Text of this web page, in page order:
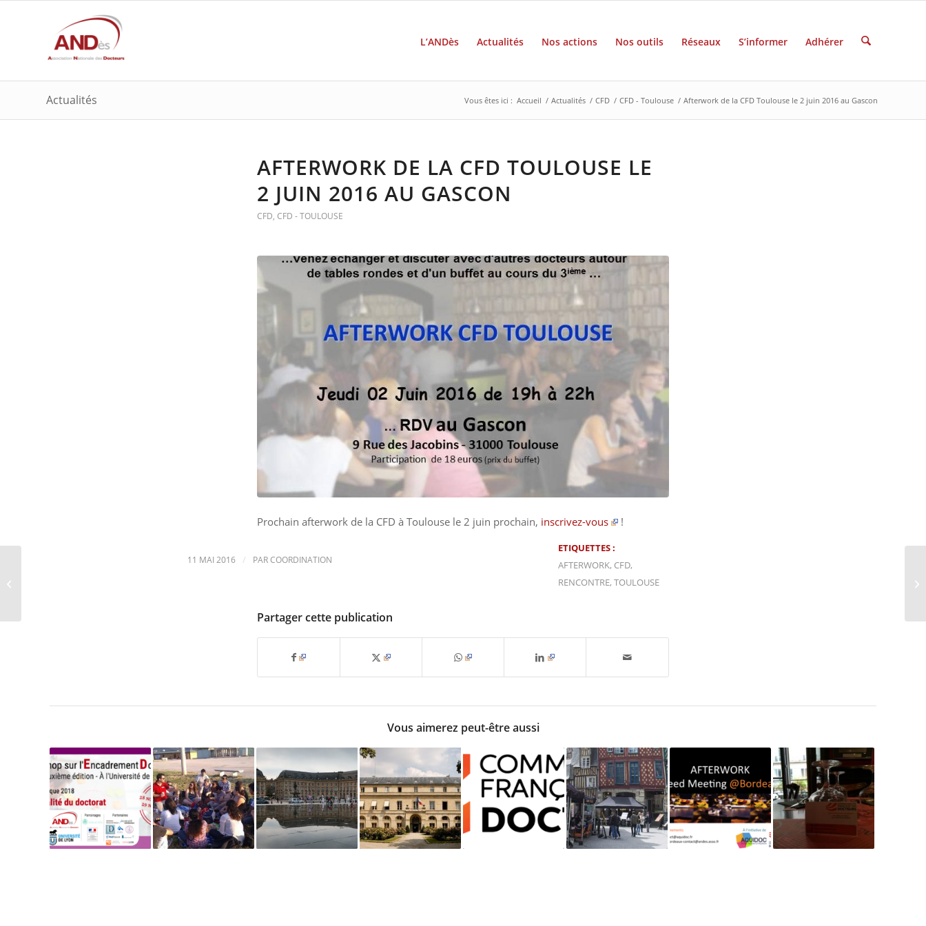
L’ANDès Actualités Nos actions Nos outils Réseaux S’informer Adhérer
Actualités Vous êtes ici : Accueil / Actualités / CFD / CFD - Toulouse / Afterwork de la CFD Toulouse le 2 juin 2016 au Gascon
AFTERWORK DE LA CFD TOULOUSE LE
2 JUIN 2016 AU GASCON
CFD, CFD - TOULOUSE
Prochain afterwork de la CFD à Toulouse le 2 juin prochain, inscrivez-vous !
11 MAI 2016 / PARCOORDINATION
ETIQUETTES :
AFTERWORK, CFD,
RENCONTRE,TOULOUSE
Partager cette publication
Vous aimerez peut-être aussi